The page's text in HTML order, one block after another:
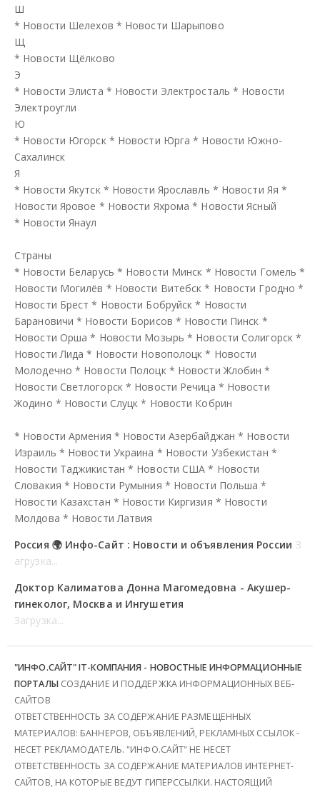
Ш
* Новости Шелехов * Новости Шарыпово
Щ
* Новости Щёлково
Э
* Новости Элиста * Новости Электросталь * Новости
Электроугли
Ю
* Новости Югорск * Новости Юрга * Новости Южно-
Сахалинск
Я
* Новости Якутск * Новости Ярославль * Новости Яя *
Новости Яровое * Новости Яхрома * Новости Ясный
* Новости Янаул
Страны
* Новости Беларусь * Новости Минск * Новости Гомель *
Новости Могилёв * Новости Витебск * Новости Гродно *
Новости Брест * Новости Бобруйск * Новости
Барановичи * Новости Борисов * Новости Пинск *
Новости Орша * Новости Мозырь * Новости Солигорск *
Новости Лида * Новости Новополоцк * Новости
Молодечно * Новости Полоцк * Новости Жлобин *
Новости Светлогорск * Новости Речица * Новости
Жодино * Новости Слуцк * Новости Кобрин
* Новости Армения * Новости Азербайджан * Новости
Израиль * Новости Украина * Новости Узбекистан *
Новости Таджикистан * Новости США * Новости
Словакия * Новости Румыния * Новости Польша *
Новости Казахстан * Новости Киргизия * Новости
Молдова * Новости Латвия
Россия 🌍 Инфо-Сайт : Новости и объявления России З
агрузка...
Доктор Калиматова Донна Магомедовна - Акушер-
гинеколог, Москва и Ингушетия
Загрузка...
"ИНФО.САЙТ" IT-КОМПАНИЯ - НОВОСТНЫЕ ИНФОРМАЦИОННЫЕ
ПОРТАЛЫСОЗДАНИЕ И ПОДДЕРЖКА ИНФОРМАЦИОННЫХ ВЕБ-
САЙТОВ
ОТВЕТСТВЕННОСТЬ ЗА СОДЕРЖАНИЕ РАЗМЕЩЕННЫХ
МАТЕРИАЛОВ: БАННЕРОВ, ОБЪЯВЛЕНИЙ, РЕКЛАМНЫХ ССЫЛОК -
НЕСЕТ РЕКЛАМОДАТЕЛЬ. "ИНФО.САЙТ" НЕ НЕСЕТ
ОТВЕТСТВЕННОСТЬ ЗА СОДЕРЖАНИЕ МАТЕРИАЛОВ ИНТЕРНЕТ-
САЙТОВ, НА КОТОРЫЕ ВЕДУТ ГИПЕРССЫЛКИ. НАСТОЯЩИЙ